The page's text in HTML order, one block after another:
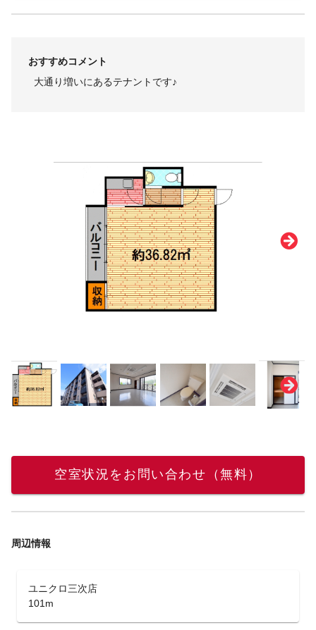
おすすめコメント
大通り増いにあるテナントです♪
空室状況をお問い合わせ（無料）
周辺情報
ユニクロ三次店
101m